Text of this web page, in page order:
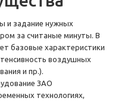
и задание нужных
за считаные минуты. В
базовые характеристики
воздушных
и пр.).
ЗАО
технологиях,